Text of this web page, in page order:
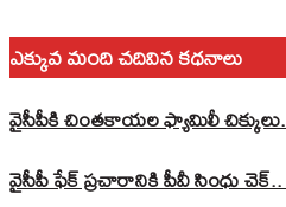
ఎక్కువ మంది చదివిన కధనాలు
వైసీపీకి చింతకాయల ఫ్యామిలీ
వైసీపీ ఫేక్ ప్రచారానికి పీవీ సింధు